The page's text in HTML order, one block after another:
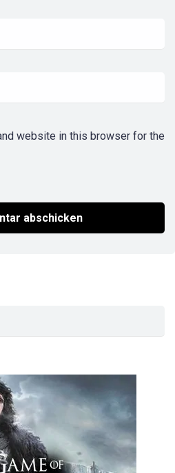
website in this browser for the